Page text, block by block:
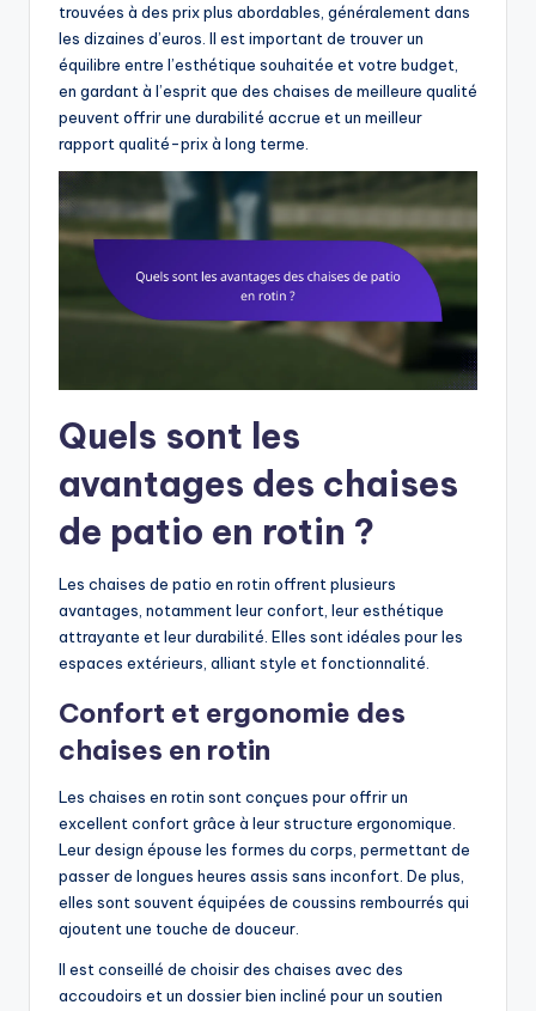
trouvées à des prix plus abordables, généralement dans
les dizaines d’euros. Il est important de trouver un
équilibre entre l’esthétique souhaitée et votre budget,
en gardant à l’esprit que des chaises de meilleure qualité
peuvent offrir une durabilité accrue et un meilleur
rapport qualité-prix à long terme.
Quels sont les
avantages des chaises
de patio en rotin ?
Les chaises de patio en rotin offrent plusieurs
avantages, notamment leur confort, leur esthétique
attrayante et leur durabilité. Elles sont idéales pour les
espaces extérieurs, alliant style et fonctionnalité.
Confort et ergonomie des
chaises en rotin
Les chaises en rotin sont conçues pour offrir un
excellent confort grâce à leur structure ergonomique.
Leur design épouse les formes du corps, permettant de
passer de longues heures assis sans inconfort. De plus,
elles sont souvent équipées de coussins rembourrés qui
ajoutent une touche de douceur.
Il est conseillé de choisir des chaises avec des
accoudoirs et un dossier bien incliné pour un soutien